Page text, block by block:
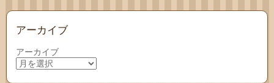
アーカイブ
アーカイブ